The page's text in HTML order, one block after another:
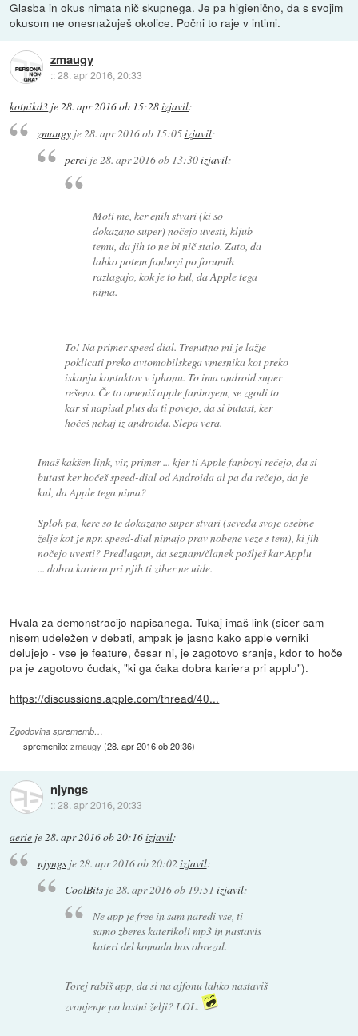
Glasba in okus nimata nič skupnega. Je pa higienično, da s svojim
okusom ne onesnažuješ okolice. Počni to raje v intimi.
zmaugy
::28. apr 2016, 20:33
kotnikd3 je28. apr 2016 ob 15:28izjavil:
zmaugyje28. apr 2016 ob 15:05izjavil:
perci je 28. apr 2016 ob 13:30izjavil:
Moti me, ker enih stvari (ki so
dokazano super) nočejo uvesti, kljub
temu, da jih to ne bi nič stalo. Zato, da
lahko potem fanboyi po forumih
razlagajo, kok je to kul, da Apple tega
nima.
To! Na primer speed dial. Trenutno mi je lažje
poklicati preko avtomobilskega vmesnika kot preko
iskanja kontaktov v iphonu. To ima android super
rešeno. Če to omeniš apple fanboyem, se zgodi to
kar si napisal plus da ti povejo, da si butast, ker
hočeš nekaj iz androida. Slepa vera.
Imaš kakšen link, vir, primer ... kjer ti Apple fanboyi rečejo, da si
butast ker hočeš speed-dial od Androida al pa da rečejo, da je
kul, da Apple tega nima?
Sploh pa, kere so te dokazano super stvari (seveda svoje osebne
želje kot je npr. speed-dial nimajo prav nobene veze s tem), ki jih
nočejo uvesti? Predlagam, da seznam/članek pošlješ kar Applu
... dobra kariera pri njih ti ziher ne uide.
Hvala za demonstracijo napisanega. Tukaj imaš link (sicer sam
nisem udeležen v debati, ampak je jasno kako apple verniki
delujejo - vse je feature, česar ni, je zagotovo sranje, kdor to hoče
pa je zagotovo čudak, "ki ga čaka dobra kariera pri applu").
https://discussions.apple.com/thread/40...
Zgodovina sprememb…
spremenilo:zmaugy (28. apr 2016 ob 20:36)
njyngs
::28. apr 2016, 20:33
aerie je28. apr 2016 ob 20:16izjavil:
njyngsje28. apr 2016 ob 20:02 izjavil:
CoolBits je28. apr 2016 ob 19:51 izjavil:
Ne app je free in sam naredi vse, ti
samo zberes katerikoli mp3 in nastavis
kateri del komada bos obrezal.
Torej rabiš app, da si na ajfonu lahko nastaviš
zvonjenje po lastni želji? LOL.